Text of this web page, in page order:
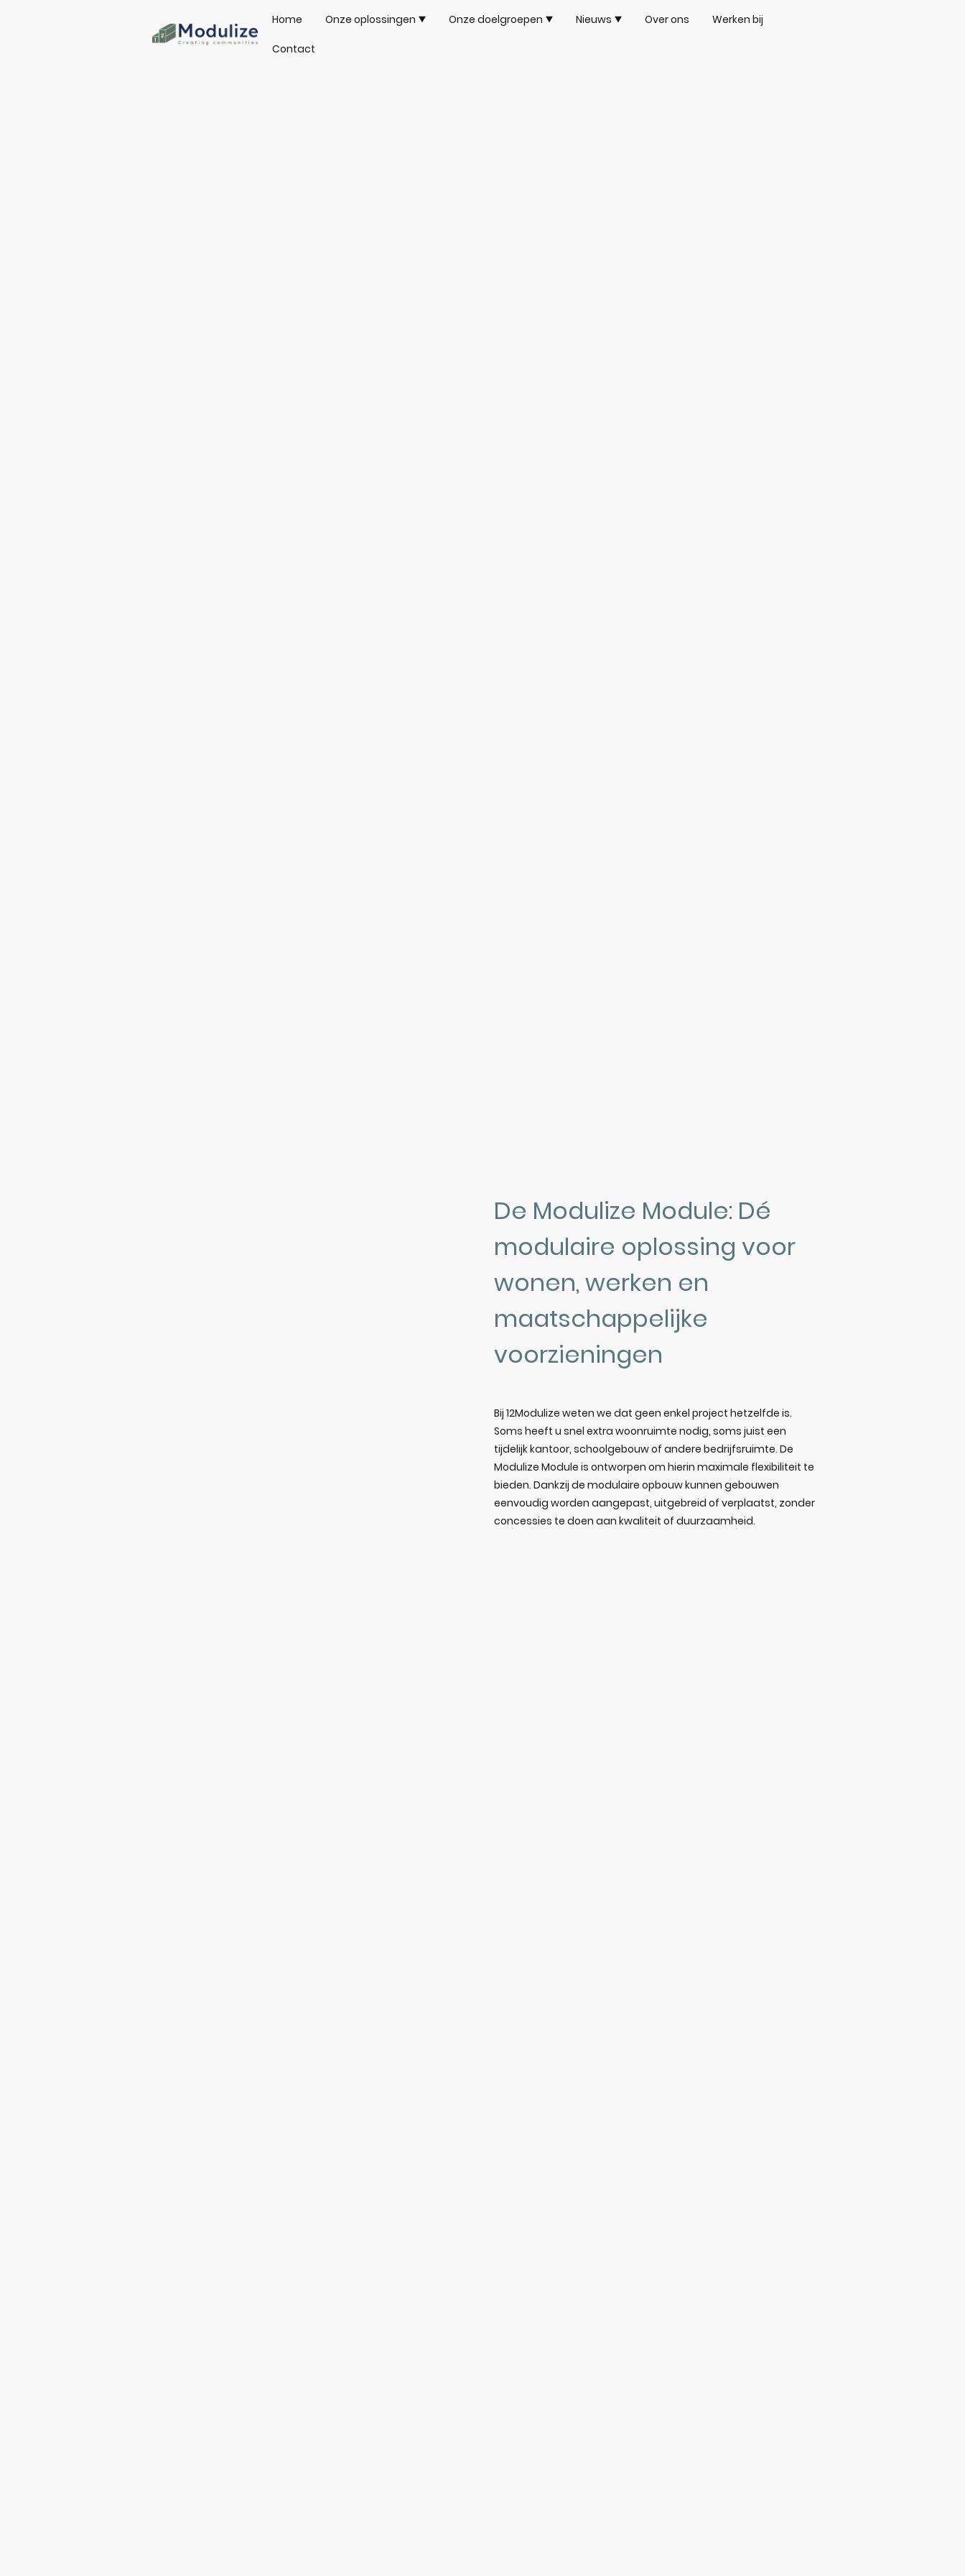
Home Onze oplossingen Onze doelgroepen Nieuws Over ons Werken bij
Contact
De Modulize Module: Dé
modulaire oplossing voor
wonen, werken en
maatschappelijke
voorzieningen
Bij 12Modulize weten we dat geen enkel project hetzelfde is.
Soms heeft u snel extra woonruimte nodig, soms juist een
tijdelijk kantoor, schoolgebouw of andere bedrijfsruimte. De
Modulize Module is ontworpen om hierin maximale flexibiliteit te
bieden. Dankzij de modulaire opbouw kunnen gebouwen
eenvoudig worden aangepast, uitgebreid of verplaatst, zonder
concessies te doen aan kwaliteit of duurzaamheid.